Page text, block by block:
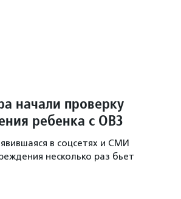
начали проверку
ребенка с ОВЗ
в соцсетях и СМИ
несколько раз бьет